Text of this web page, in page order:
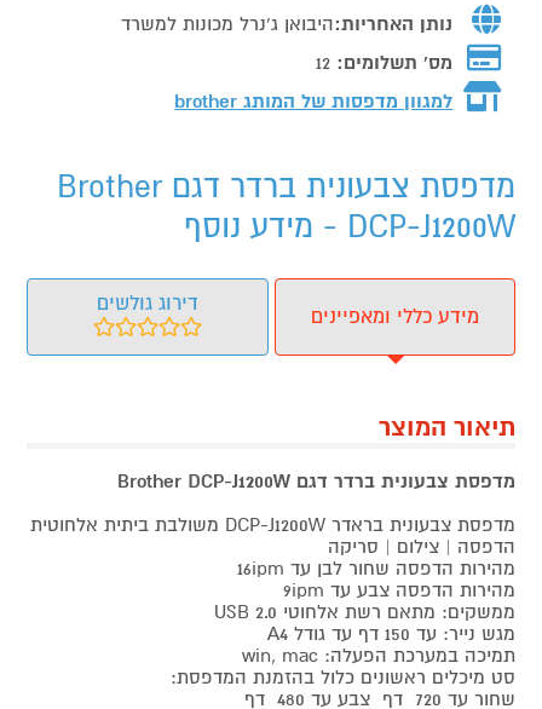
נותן האחריות:היבואן ג'נרל מכונות למשרד
מס' תשלומים: 12
למגוון מדפסות של המותג brother
מדפסת צבעונית ברדר דגם Brother
DCP-J1200W - מידע נוסף
מידע כללי ומאפיינים
דירוג גולשים
תיאור המוצר
מדפסת צבעונית ברדר דגם Brother DCP-J1200W
מדפסת צבעונית בראדר DCP-J1200W משולבת ביתית אלחוטית
הדפסה | צילום | סריקה
מהירות הדפסה שחור לבן עד 16ipm
מהירות הדפסה צבע עד 9ipm
ממשקים: מתאם רשת אלחוטי USB 2.0
מגש נייר: עד 150 דף עד גודל A4
תמיכה במערכת הפעלה: win, mac
סט מיכלים ראשונים כלול בהזמנת המדפסת:
שחור עד 720 דף צבע עד 480 דף